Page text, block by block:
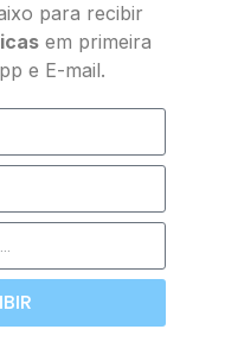
para recibir
em primeira
e E-mail.